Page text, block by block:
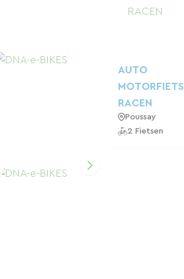
AUTO
MOTORFIETS
RACEN
Poussay
2 Fietsen